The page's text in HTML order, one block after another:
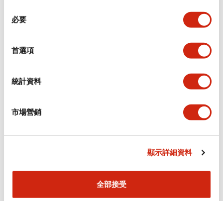
必要
首選項
統計資料
市場營銷
顯示詳細資料
全部接受
規格 顯示全部 +